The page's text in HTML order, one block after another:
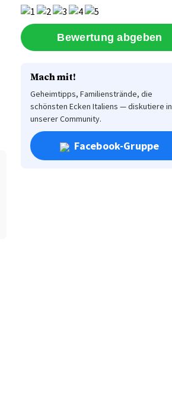
Mach mit!
Geheimtipps, Familienstrände, die
schönsten Ecken Italiens — diskutiere in
unserer Community.
Facebook-Gruppe